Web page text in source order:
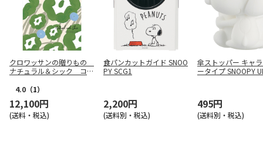
クロワッサンの贈りもの
ナチュラル＆シック コー
4.0 （1）
12,100円
(送料・税込)
食パンカットガイド SNOO
PY SCG1
2,200円
(送料別・税込)
傘ストッパー キャ
ータイプ SNOOPY
495円
(送料別・税込)